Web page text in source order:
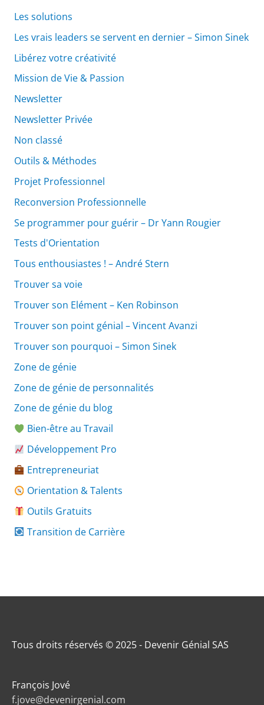
Les solutions
Les vrais leaders se servent en dernier – Simon Sinek
Libérez votre créativité
Mission de Vie & Passion
Newsletter
Newsletter Privée
Non classé
Outils & Méthodes
Projet Professionnel
Reconversion Professionnelle
Se programmer pour guérir – Dr Yann Rougier
Tests d'Orientation
Tous enthousiastes ! – André Stern
Trouver sa voie
Trouver son Elément – Ken Robinson
Trouver son point génial – Vincent Avanzi
Trouver son pourquoi – Simon Sinek
Zone de génie
Zone de génie de personnalités
Zone de génie du blog
Bien-être au Travail
Développement Pro
Entrepreneuriat
Orientation & Talents
Outils Gratuits
Transition de Carrière
Tous droits réservés © 2025 - Devenir Génial SAS
François Jové
f.jove@devenirgenial.com